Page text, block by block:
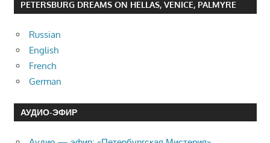
PETERSBURG DREAMS ON HELLAS, VENICE, PALMYRE
Russian
English
French
German
АУДИО-ЭФИР